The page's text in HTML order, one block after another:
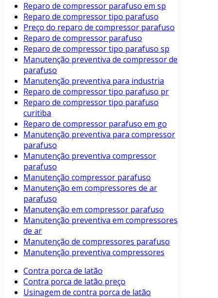
Reparo de compressor parafuso em sp
Reparo de compressor tipo parafuso
Preço do reparo de compressor parafuso
Reparo de compressor parafuso
Reparo de compressor tipo parafuso sp
Manutenção preventiva de compressor de
parafuso
Manutenção preventiva para industria
Reparo de compressor tipo parafuso pr
Reparo de compressor tipo parafuso
curitiba
Reparo de compressor parafuso em go
Manutenção preventiva para compressor
parafuso
Manutenção preventiva compressor
parafuso
Manutenção compressor parafuso
Manutenção em compressores de ar
parafuso
Manutenção em compressor parafuso
Manutenção preventiva em compressores
de ar
Manutenção de compressores parafuso
Manutenção preventiva compressores
Contra porca de latão
Contra porca de latão preço
Usinagem de contra porca de latão